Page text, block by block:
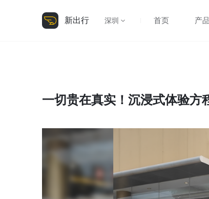
新出行 深圳 首页 产
一切贵在真实！沉浸式体验方